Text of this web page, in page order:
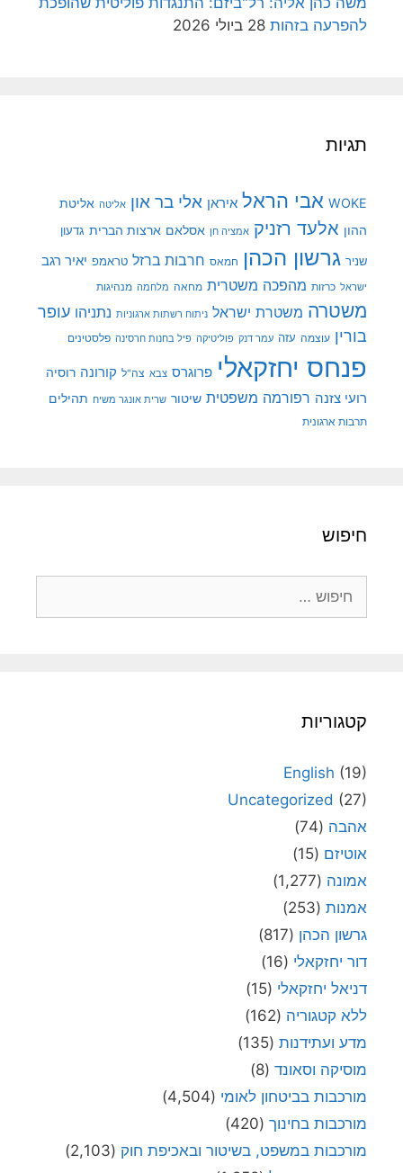
להפרעה בזהות 28 ביולי 2026
תגיות
WOKE אבי הראל איראן אלי בר און אליטה אליטת
ההון אלעד רזניק אמציה חן אסלאם ארצות הברית גדעון
שניר גרשון הכהן חמאס חרבות ברזל טראמפ יאיר רגב
ישראל כרזות מהפכה משטרית מחאה מלחמה מנהיגות
משטרה משטרת ישראל ניתוח רשתות ארגוניות נתניהו עופר
בורין עוצמה עזה עמר דנק פוליטיקה פיל בחנות חרסינה פלסטינים
פנחס יחזקאלי פרוגרס צבא צה"ל קורונה רוסיה
רועי צזנה רפורמה משפטית שיטור שרית אונגר משיח תהילים
תרבות ארגונית
חיפוש
קטגוריות
English (19)
Uncategorized (27)
אהבה (74)
אוטיזם (15)
אמונה (1,277)
אמנות (253)
גרשון הכהן (817)
דור יחזקאלי (16)
דניאל יחזקאלי (15)
ללא קטגוריה (162)
מדע ועתידנות (135)
מוסיקה וסאונד (8)
מורכבות בביטחון לאומי (4,504)
מורכבות בחינוך (420)
מורכבות במשפט, בשיטור ובאכיפת חוק (2,103)